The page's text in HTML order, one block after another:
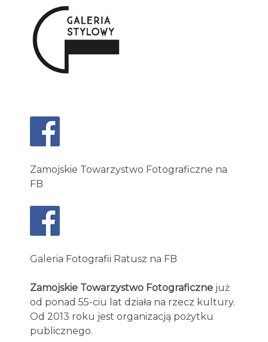
Zamojskie Towarzystwo Fotograficzne na
FB
Galeria Fotografii Ratusz na FB
Zamojskie Towarzystwo Fotograficzne już
od ponad 55-ciu lat działa na rzecz kultury.
Od 2013 roku jest organizacją pożytku
publicznego.